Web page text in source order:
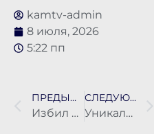
kamtv-admin
8 июля, 2026
5:22 пп
ПРЕДЫДУЩАЯ НОВОСТЬ
Избил жену за то, что не услышала: житель Петропавловска осуждён за тяжкие травмы
СЛЕДУЮЩАЯ НОВОСТЬ
Уникальные артефакты найдены на острове Шумшу в ходе Камчатско-Курильской экспедиции